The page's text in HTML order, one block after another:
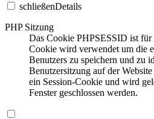
schließenDetails
PHP Sitzung
Das Cookie PHPSESSID ist
Cookie wird verwendet um die
Benutzers zu speichern und zu
Benutzersitzung auf der
ein Session-Cookie und wird
Fenster geschlossen werden.